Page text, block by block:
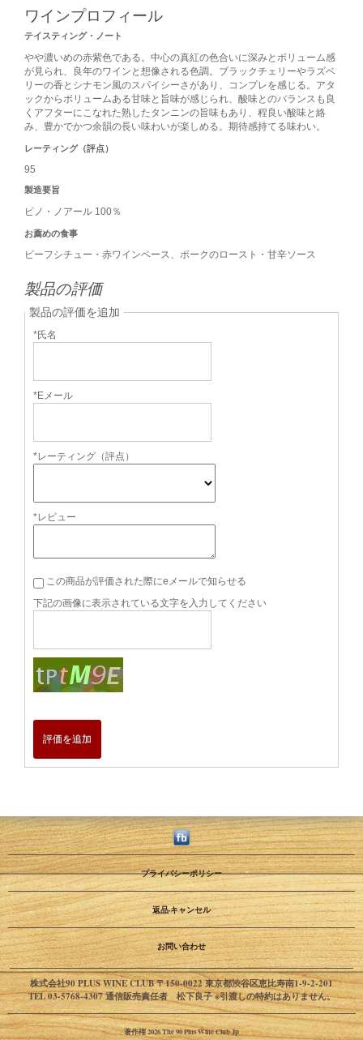
ワインプロフィール
テイスティング・ノート
やや濃いめの赤紫色である。中心の真紅の色合いに深みとボリューム感
が見られ、良年のワインと想像される色調。ブラックチェリーやラズベ
リーの香とシナモン風のスパイシーさがあり、コンプレを感じる。アタ
ックからボリュームある甘味と旨味が感じられ、酸味とのバランスも良
くアフターにこなれた熟したタンニンの旨味もあり、程良い酸味と絡
み、豊かでかつ余韻の長い味わいが楽しめる。期待感持てる味わい。
レーティング（評点）
95
製造要旨
ピノ・ノアール 100％
お薦めの食事
ビーフシチュー・赤ワインベース、ポークのロースト・甘辛ソース
製品の評価
製品の評価を追加
*氏名
*Eメール
*レーティング（評点）
*レビュー
この商品が評価された際にeメールで知らせる
下記の画像に表示されている文字を入力してください
評価を追加
プライバシーポリシー
返品·キャンセル
お問い合わせ
株式会社90 PLUS WINE CLUB 〒150-0022 東京都渋谷区恵比寿南1-9-2-201
TEL 03-5768-4307 通信販売責任者 松下良子 ※引渡しの特約はありません。
著作権 2026 The 90 Plus Wine Club Jp